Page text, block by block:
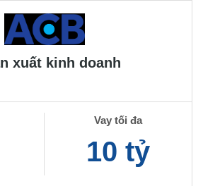
xuất kinh doanh
Vay tối đa
10 tỷ